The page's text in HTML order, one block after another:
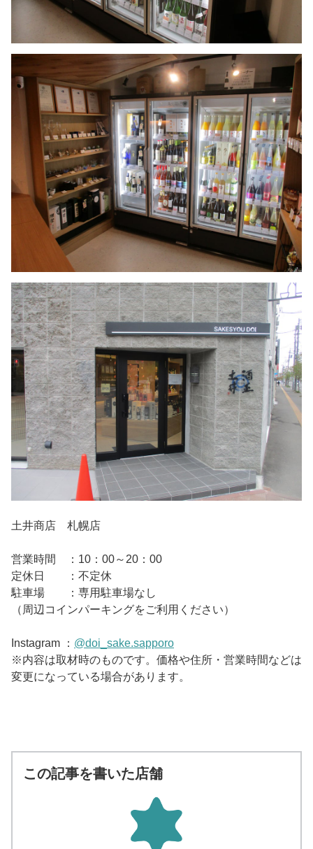
土井商店 札幌店
営業時間 ：10：00～20：00
定休日 ：不定休
駐車場 ：専用駐車場なし
（周辺コインパーキングをご利用ください）
Instagram ： @doi_sake.sapporo
※内容は取材時のものです。価格や住所・営業時間などは
変更になっている場合があります。
この記事を書いた店舗